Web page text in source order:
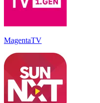
MagentaTV